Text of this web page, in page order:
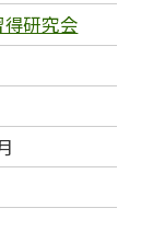
研究会